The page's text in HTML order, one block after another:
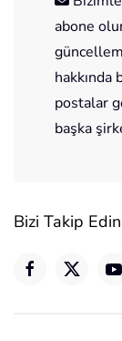
abone
postalar
başka
Bizi Takip Edin